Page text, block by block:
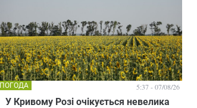
У Кривому Розі очікується невелика
ПОГОДА 5:37 - 07/08/26